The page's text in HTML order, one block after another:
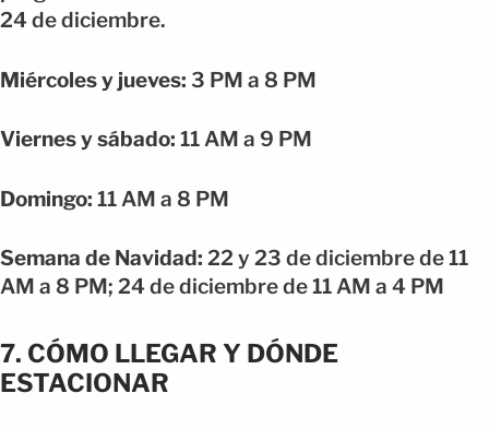
24 de diciembre.
Miércoles y jueves: 3 PM a 8 PM
Viernes y sábado: 11 AM a 9 PM
Domingo: 11 AM a 8 PM
Semana de Navidad: 22 y 23 de diciembre de 11
AM a 8 PM; 24 de diciembre de 11 AM a 4 PM
7. CÓMO LLEGAR Y DÓNDE
ESTACIONAR